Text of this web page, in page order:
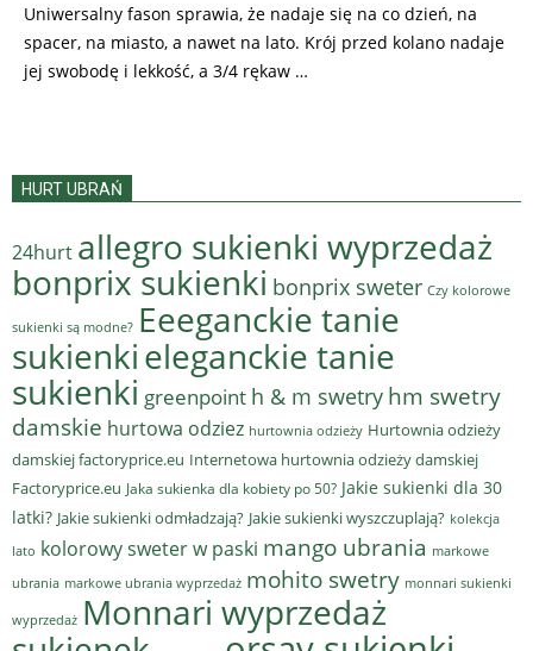
Uniwersalny fason sprawia, że nadaje się na co dzień, na
spacer, na miasto, a nawet na lato. Krój przed kolano nadaje
jej swobodę i lekkość, a 3/4 rękaw …
HURT UBRAŃ
24hurt allegro sukienki wyprzedaż
bonprix sukienki bonprix sweter Czy kolorowe
sukienki są modne? Eeeganckie tanie
sukienkieleganckie tanie
sukienki greenpoint h & m swetry hm swetry
damskie hurtowa odziez hurtownia odzieży Hurtownia odzieży
damskiej factoryprice.eu Internetowa hurtownia odzieży damskiej
Factoryprice.eu Jaka sukienka dla kobiety po 50? Jakie sukienki dla 30
latki? Jakie sukienki odmładzają? Jakie sukienki wyszczuplają? kolekcja
lato kolorowy sweter w paski mango ubrania markowe
ubrania markowe ubrania wyprzedaż mohito swetry monnari sukienki
wyprzedaż Monnari wyprzedaż